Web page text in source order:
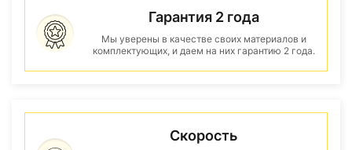
Гарантия 2 года
Мы уверены в качестве своих материалов и
комплектующих, и даем на них гарантию 2 года.
Скорость